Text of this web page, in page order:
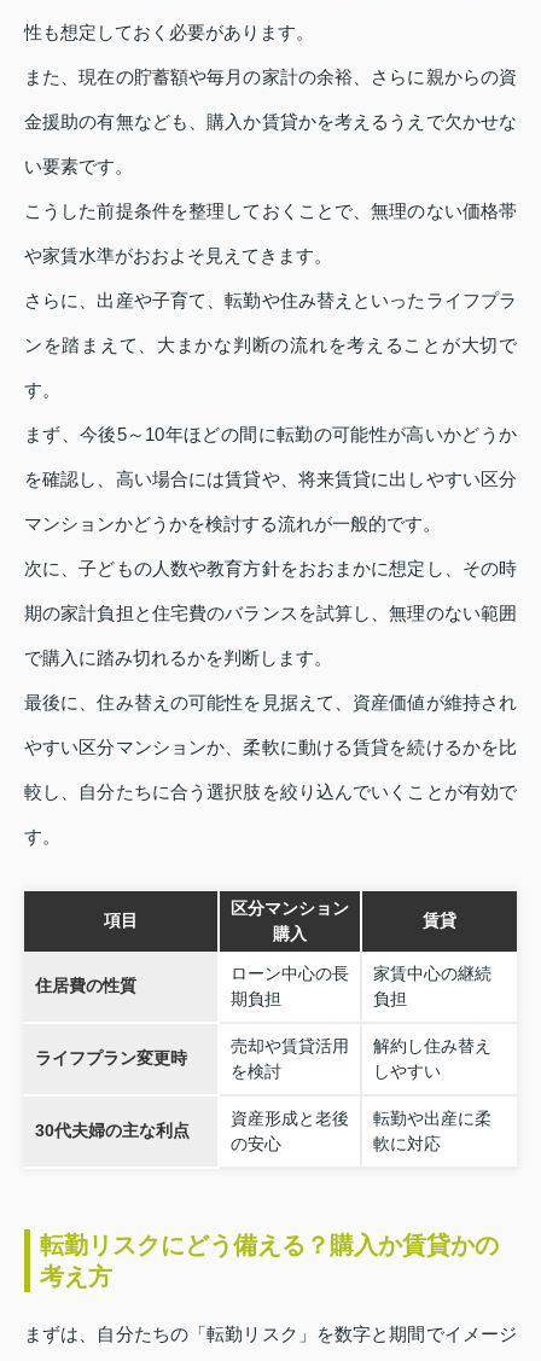
性も想定しておく必要があります。
また、現在の貯蓄額や毎月の家計の余裕、さらに親からの資
金援助の有無なども、購入か賃貸かを考えるうえで欠かせな
い要素です。
こうした前提条件を整理しておくことで、無理のない価格帯
や家賃水準がおおよそ見えてきます。
さらに、出産や子育て、転勤や住み替えといったライフプラ
ンを踏まえて、大まかな判断の流れを考えることが大切で
す。
まず、今後5～10年ほどの間に転勤の可能性が高いかどうか
を確認し、高い場合には賃貸や、将来賃貸に出しやすい区分
マンションかどうかを検討する流れが一般的です。
次に、子どもの人数や教育方針をおおまかに想定し、その時
期の家計負担と住宅費のバランスを試算し、無理のない範囲
で購入に踏み切れるかを判断します。
最後に、住み替えの可能性を見据えて、資産価値が維持され
やすい区分マンションか、柔軟に動ける賃貸を続けるかを比
較し、自分たちに合う選択肢を絞り込んでいくことが有効で
す。
項目
区分マンション
購入
賃貸
住居費の性質
ローン中心の長
期負担
家賃中心の継続
負担
ライフプラン変更時
売却や賃貸活用
を検討
解約し住み替え
しやすい
30代夫婦の主な利点
資産形成と老後
の安心
転勤や出産に柔
軟に対応
転勤リスクにどう備える？購入か賃貸かの
考え方
まずは、自分たちの「転勤リスク」を数字と期間でイメージ